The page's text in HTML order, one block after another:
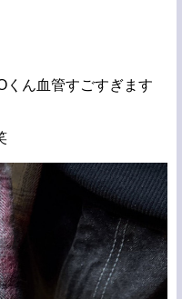
くん血管すごすぎます